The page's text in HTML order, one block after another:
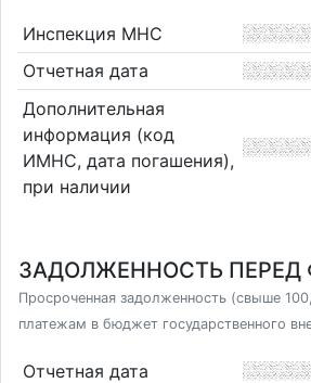
Инспекция МНС
Отчетная дата
Дополнительная
информация (код
ИМНС, дата погашения),
при наличии
ЗАДОЛЖЕННОСТЬ ПЕРЕД
Просроченная задолженность (свыше
платежам в бюджет государственного
Отчетная дата